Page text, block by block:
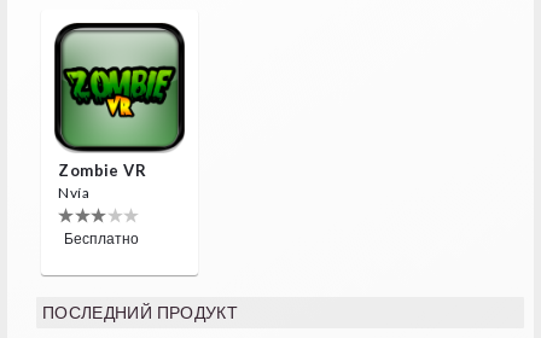
Zombie VR
Nvía
Бесплатно
ПОСЛЕДНИЙ ПРОДУКТ